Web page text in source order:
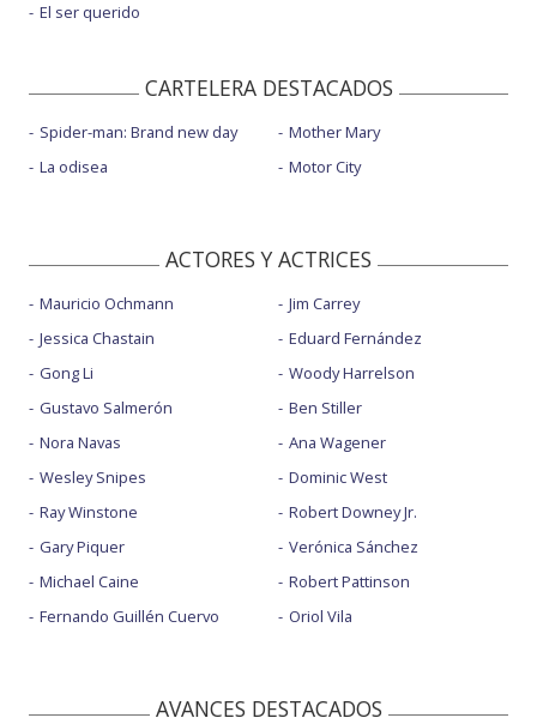
El ser querido
CARTELERA DESTACADOS
Spider-man: Brand new day
La odisea
Mother Mary
Motor City
ACTORES Y ACTRICES
Mauricio Ochmann
Jessica Chastain
Gong Li
Gustavo Salmerón
Nora Navas
Wesley Snipes
Ray Winstone
Gary Piquer
Michael Caine
Fernando Guillén Cuervo
Jim Carrey
Eduard Fernández
Woody Harrelson
Ben Stiller
Ana Wagener
Dominic West
Robert Downey Jr.
Verónica Sánchez
Robert Pattinson
Oriol Vila
AVANCES DESTACADOS